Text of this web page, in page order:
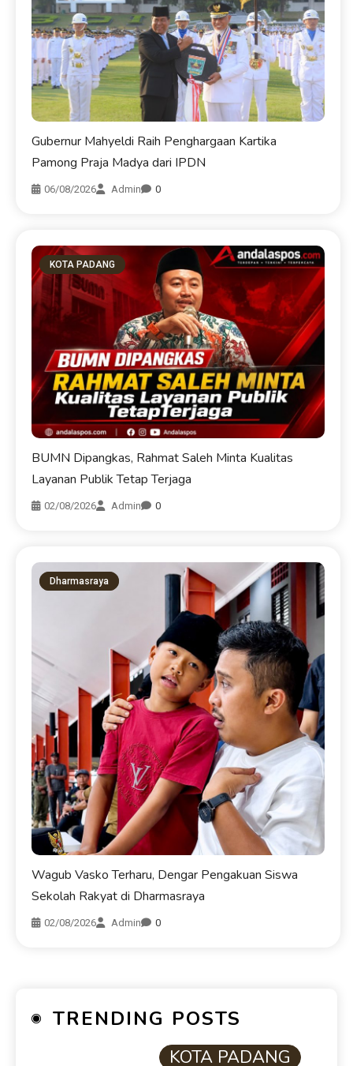
Gubernur Mahyeldi Raih Penghargaan Kartika
Pamong Praja Madya dari IPDN
06/08/2026 Admin 0
KOTA PADANG
BUMN Dipangkas, Rahmat Saleh Minta Kualitas
Layanan Publik Tetap Terjaga
02/08/2026 Admin 0
Dharmasraya
Wagub Vasko Terharu, Dengar Pengakuan Siswa
Sekolah Rakyat di Dharmasraya
02/08/2026 Admin 0
TRENDING POSTS
KOTA PADANG